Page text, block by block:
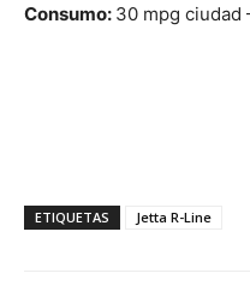
Consumo: 30 mpg ciudad
ETIQUETAS Jetta R-Line